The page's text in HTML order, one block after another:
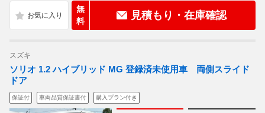
無
料
見積もり・在庫確認
スズキ
ソリオ 1.2 ハイブリッド MG 登録済未使用車 両側スライド
ドア
保証付 車両品質保証書付 購入プラン付き